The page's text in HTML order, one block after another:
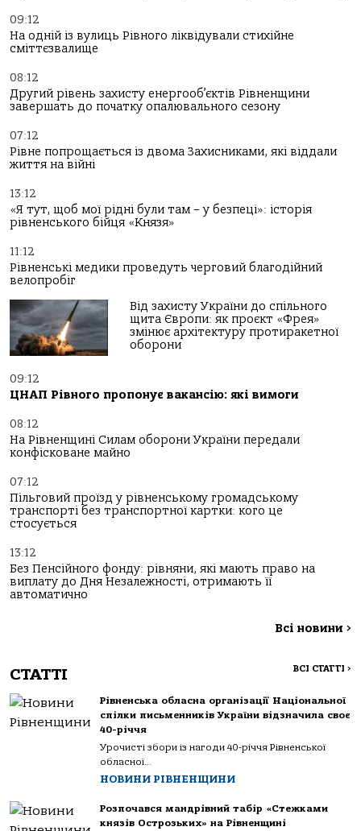
09:12
На одній із вулиць Рівного ліквідували стихійне
сміттєзвалище
08:12
Другий рівень захисту енергооб’єктів Рівненщини
завершать до початку опалювального сезону
07:12
Рівне попрощається із двома Захисниками, які віддали
життя на війні
13:12
«Я тут, щоб мої рідні були там – у безпеці»: історія
рівненського бійця «Князя»
11:12
Рівненські медики проведуть черговий благодійний
велопробіг
Від захисту України до спільного
щита Європи: як проєкт «Фрея»
змінює архітектуру протиракетної
оборони
09:12
ЦНАП Рівного пропонує вакансію: які вимоги
08:12
На Рівненщині Силам оборони України передали
конфісковане майно
07:12
Пільговий проїзд у рівненському громадському
транспорті без транспортної картки: кого це
стосується
13:12
Без Пенсійного фонду: рівняни, які мають право на
виплату до Дня Незалежності, отримають її
автоматично
Всі новини >
СТАТТІ ВСІ СТАТТІ >
Рівненська обласна організації Національної
спілки письменників України відзначила своє
40-річчя
Урочисті збори із нагоди 40-річчя Рівненської
обласної...
НОВИНИ РІВНЕНЩИНИ
Розпочався мандрівний табір «Стежками
князів Острозьких» на Рівненщині